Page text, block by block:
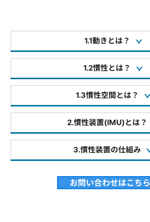
1.1動きとは？
1.2慣性とは？
1.3慣性空間とは？
2.慣性装置(IMU)とは？
3.慣性装置の仕組み
お問い合わせはこちら